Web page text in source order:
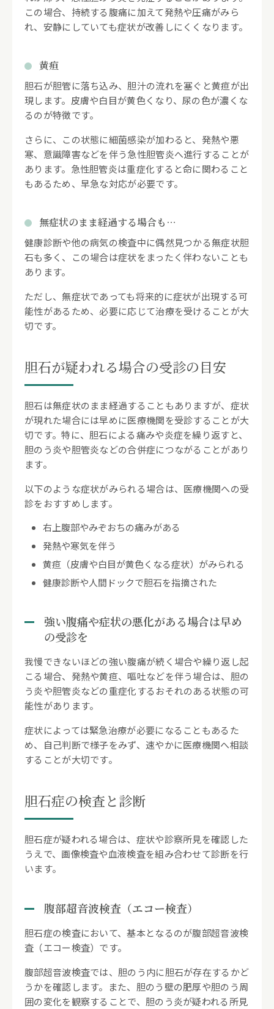
この場合、持続する腹痛に加えて発熱や圧痛がみら
れ、安静にしていても症状が改善しにくくなります。
黄疸
胆石が胆管に落ち込み、胆汁の流れを塞ぐと黄疸が出
現します。皮膚や白目が黄色くなり、尿の色が濃くな
るのが特徴です。
さらに、この状態に細菌感染が加わると、発熱や悪
寒、意識障害などを伴う急性胆管炎へ進行することが
あります。急性胆管炎は重症化すると命に関わること
もあるため、早急な対応が必要です。
無症状のまま経過する場合も…
健康診断や他の病気の検査中に偶然見つかる無症状胆
石も多く、この場合は症状をまったく伴わないことも
あります。
ただし、無症状であっても将来的に症状が出現する可
能性があるため、必要に応じて治療を受けることが大
切です。
胆石が疑われる場合の受診の目安
胆石は無症状のまま経過することもありますが、症状
が現れた場合には早めに医療機関を受診することが大
切です。特に、胆石による痛みや炎症を繰り返すと、
胆のう炎や胆管炎などの合併症につながることがあり
ます。
以下のような症状がみられる場合は、医療機関への受
診をおすすめします。
右上腹部やみぞおちの痛みがある
発熱や寒気を伴う
黄疸（皮膚や白目が黄色くなる症状）がみられる
健康診断や人間ドックで胆石を指摘された
強い腹痛や症状の悪化がある場合は早め
の受診を
我慢できないほどの強い腹痛が続く場合や繰り返し起
こる場合、発熱や黄疸、嘔吐などを伴う場合は、胆の
う炎や胆管炎などの重症化するおそれのある状態の可
能性があります。
症状によっては緊急治療が必要になることもあるた
め、自己判断で様子をみず、速やかに医療機関へ相談
することが大切です。
胆石症の検査と診断
胆石症が疑われる場合は、症状や診察所見を確認した
うえで、画像検査や血液検査を組み合わせて診断を行
います。
腹部超音波検査（エコー検査）
胆石症の検査において、基本となるのが腹部超音波検
査（エコー検査）です。
腹部超音波検査では、胆のう内に胆石が存在するかど
うかを確認します。また、胆のう壁の肥厚や胆のう周
囲の変化を観察することで、胆のう炎が疑われる所見